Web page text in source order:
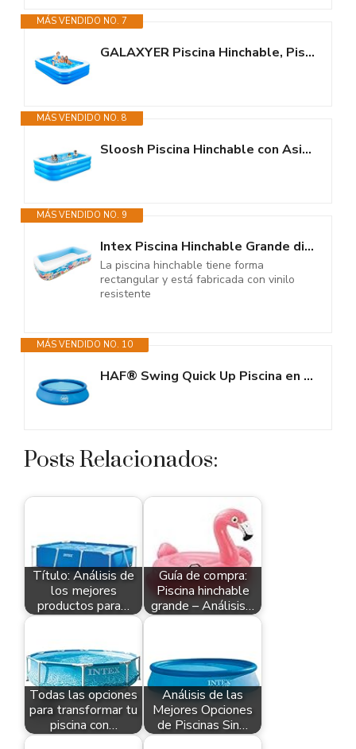
MÁS VENDIDO NO. 7
GALAXYER Piscina Hinchable, Piscina Hinchable Familiar de 3 Anillos para...
MÁS VENDIDO NO. 8
Sloosh Piscina Hinchable con Asientos, 304,8 x 182,8 x 55,8 cm, Piscina...
MÁS VENDIDO NO. 9
Intex Piscina Hinchable Grande diseño océano, 305x183x56 cm, 1050 litros,...
La piscina hinchable tiene forma
rectangular y está fabricada con vinilo
resistente
MÁS VENDIDO NO. 10
HAF® Swing Quick Up Piscina en azul con las medidas 457 x 122 cm | aprox....
Posts Relacionados:
Título: Análisis de
los mejores
productos para…
Guía de compra:
Piscina hinchable
grande – Análisis…
Todas las opciones
para transformar tu
piscina con…
Análisis de las
Mejores Opciones
de Piscinas Sin…